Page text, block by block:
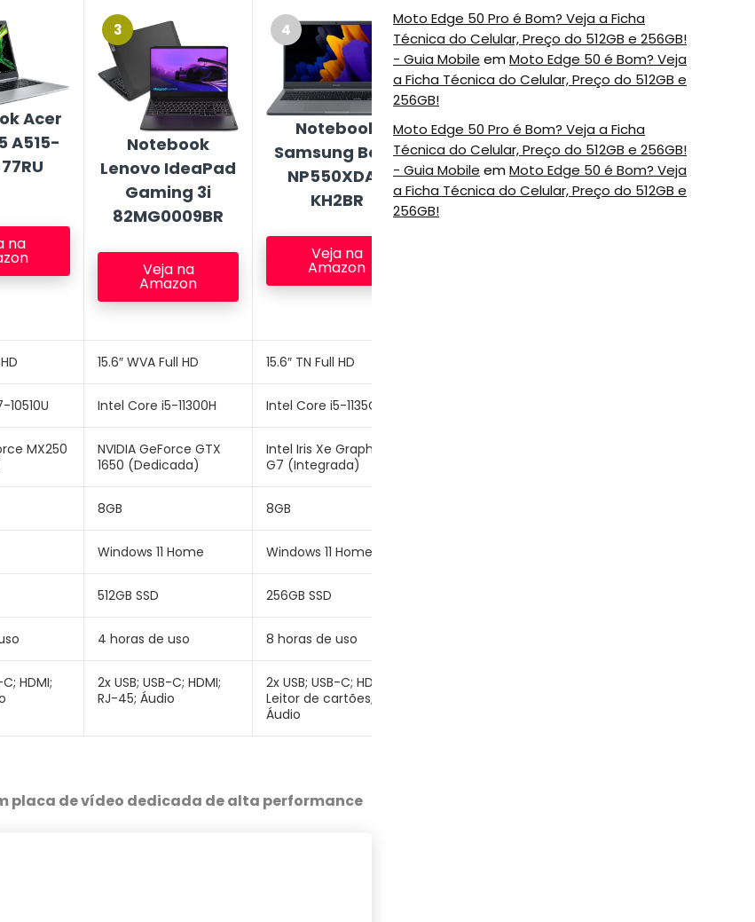
Acer
A515-
na
MX250
HDMI;
3
Notebook
Lenovo IdeaPad
Gaming 3i
82MG0009BR
Veja na
Amazon
15.6″ WVA Full HD
Intel Core i5-11300H
NVIDIA GeForce GTX
1650 (Dedicada)
8GB
Windows 11 Home
512GB SSD
4 horas de uso
2x USB; USB-C; HDMI;
RJ-45; Áudio
4
Notebook
Samsung Book
NP550XDA-
KH2BR
Veja na
Amazon
15.6″ TN Full HD
Intel Core i5-1135G7
Intel Iris Xe Graphics
G7 (Integrada)
8GB
Windows 11 Home
256GB SSD
8 horas de uso
2x USB; USB-C; HDMI;
Leitor de cartões;
Áudio
5
Notebook Acer
Nitro 5 AN515-
57-52LC
6
Notebook
Lenovo IdeaPad
3i 82MD0007BR
placa de vídeo dedicada de alta performance
Moto Edge 50 Pro é Bom? Veja a Ficha
Técnica do Celular, Preço do 512GB e 256GB!
- Guia Mobile emMoto Edge 50 é Bom? Veja
a Ficha Técnica do Celular, Preço do 512GB e
256GB!
Moto Edge 50 Pro é Bom? Veja a Ficha
Técnica do Celular, Preço do 512GB e 256GB!
- Guia Mobile emMoto Edge 50 é Bom? Veja
a Ficha Técnica do Celular, Preço do 512GB e
256GB!